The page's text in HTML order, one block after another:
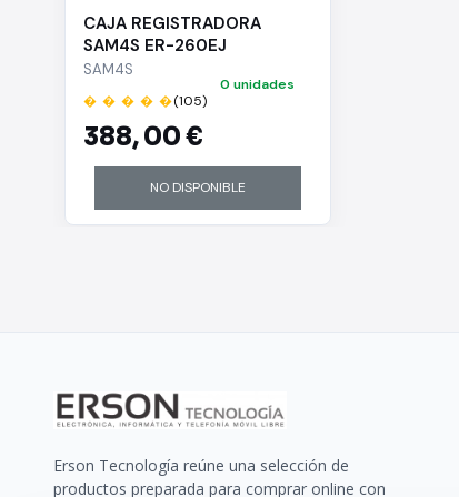
CAJA REGISTRADORA
SAM4S ER-260EJ
SAM4S
� � � � �(105)
388,00 €
0 unidades
NO DISPONIBLE
Erson Tecnología reúne una selección de
productos preparada para comprar online con